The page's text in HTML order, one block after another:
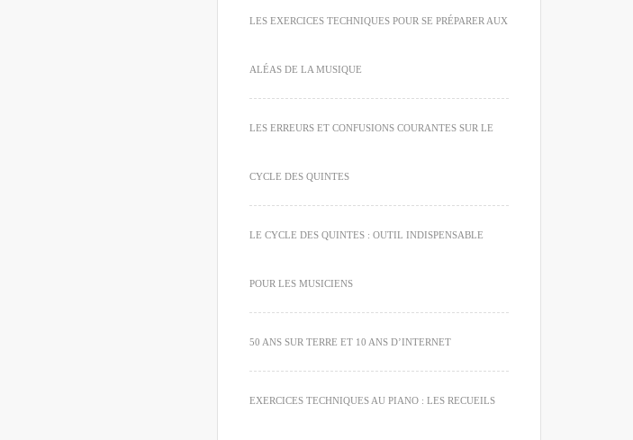
LES EXERCICES TECHNIQUES POUR SE PRÉPARER AUX
ALÉAS DE LA MUSIQUE
LES ERREURS ET CONFUSIONS COURANTES SUR LE
CYCLE DES QUINTES
LE CYCLE DES QUINTES : OUTIL INDISPENSABLE
POUR LES MUSICIENS
50 ANS SUR TERRE ET 10 ANS D’INTERNET
EXERCICES TECHNIQUES AU PIANO : LES RECUEILS